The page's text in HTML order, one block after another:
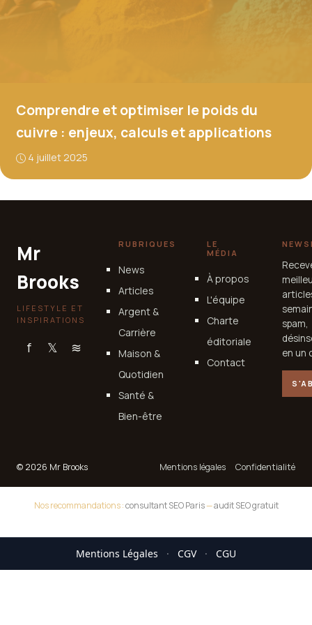
Comprendre et optimiser le poids du
cuivre : enjeux, calculs et applications
4 juillet 2025
Mr
Brooks
LIFESTYLE ET
INSPIRATIONS
f 𝕏 ≋
RUBRIQUES
News
Articles
Argent &
Carrière
Maison &
Quotidien
Santé &
Bien-être
LE
MÉDIA
À propos
L'équipe
Charte
éditoriale
Contact
spam,
en un
© 2026 Mr Brooks Mentions légales Confidentialité
Nos recommandations :consultant SEO Paris—audit SEO gratuit
Mentions Légales · CGV · CGU